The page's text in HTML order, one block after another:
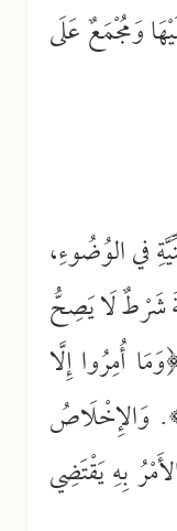
وَمُجْمَعٌ عَلَى
في الوُضُوءِ،
شَرْطٌ لَا يَصِحُّ
أُمِرُوا إِلَّا
وَالإِخْلَاصُ
بِهِ يَقْتَضِي